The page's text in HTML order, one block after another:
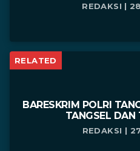
REDAKSI |
RELATED
BARESKRIM POLRI
TANGSEL DAN
REDAKSI |